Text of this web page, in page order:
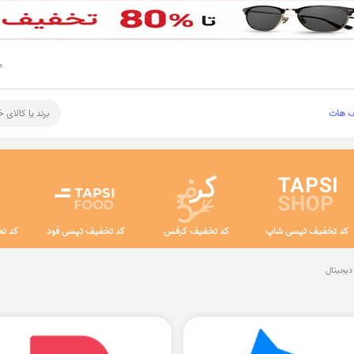
هات برند یا
کد تخفیف تپسی شاپ کد تخفیف کرفس کد تخفیف تپسی فود کد